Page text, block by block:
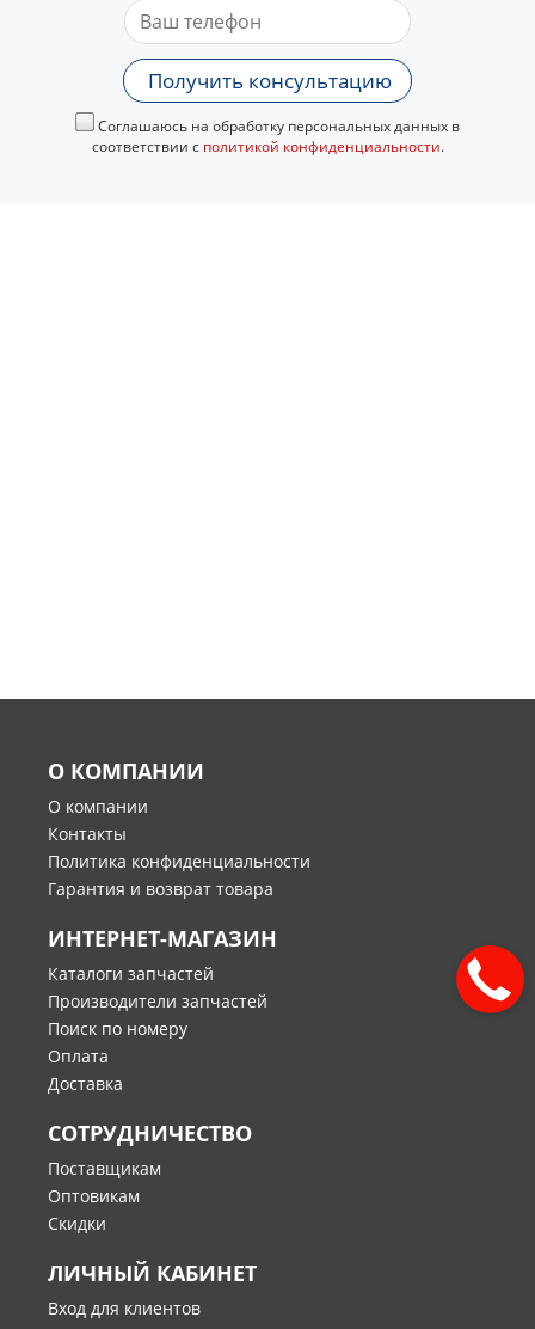
Получить консультацию
Соглашаюсь на обработку персональных данных в
соответствии с политикой конфиденциальности.
О КОМПАНИИ
О компании
Контакты
Политика конфиденциальности
Гарантия и возврат товара
ИНТЕРНЕТ-МАГАЗИН
Каталоги запчастей
Производители запчастей
Поиск по номеру
Оплата
Доставка
СОТРУДНИЧЕСТВО
Поставщикам
Оптовикам
Скидки
ЛИЧНЫЙ КАБИНЕТ
Вход для клиентов